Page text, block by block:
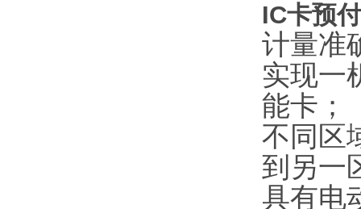
IC卡预
计量准
实现一
能卡；
不同区
到另一
具有电